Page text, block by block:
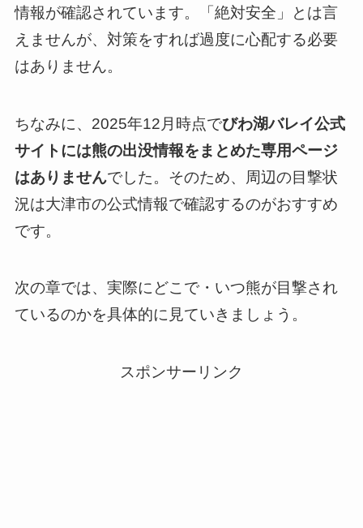
情報が確認されています。「絶対安全」とは言
えませんが、対策をすれば過度に心配する必要
はありません。
ちなみに、2025年12月時点でびわ湖バレイ公式
サイトには熊の出没情報をまとめた専用ページ
はありませんでした。そのため、周辺の目撃状
況は大津市の公式情報で確認するのがおすすめ
です。
次の章では、実際にどこで・いつ熊が目撃され
ているのかを具体的に見ていきましょう。
スポンサーリンク